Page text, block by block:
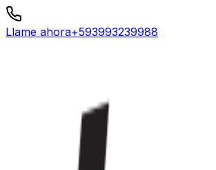
Llame ahora+593993239988